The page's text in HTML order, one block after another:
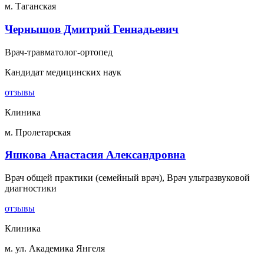
м. Таганская
Чернышов Дмитрий Геннадьевич
Врач-травматолог-ортопед
Кандидат медицинских наук
отзывы
Клиника
м. Пролетарская
Яшкова Анастасия Александровна
Врач общей практики (семейный врач), Врач ультразвуковой
диагностики
отзывы
Клиника
м. ул. Академика Янгеля